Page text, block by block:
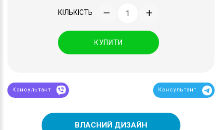
КІЛЬКІСТЬ
КУПИТИ
Консультант Консультант
ВЛАСНИЙ ДИЗАЙН